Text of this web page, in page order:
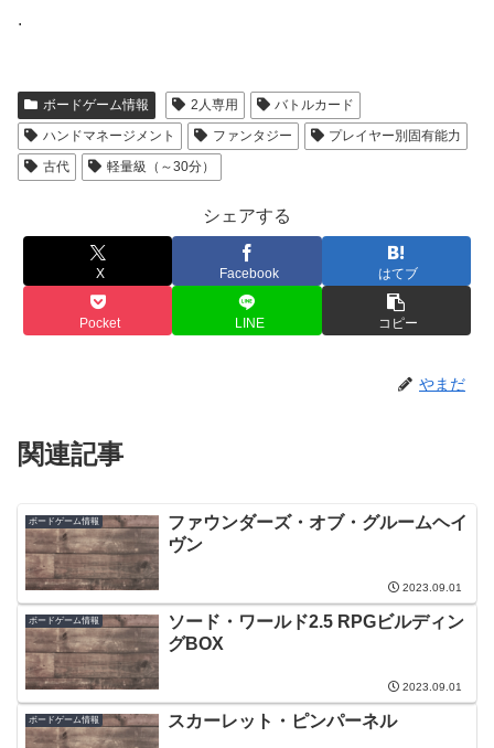
.
ボードゲーム情報 2人専用
バトルカード
ハンドマネージメント
ファンタジー
プレイヤー別固有能力
古代
軽量級（～30分）
シェアする
X Facebook はてブ
Pocket LINE コピー
やまだ
関連記事
ボードゲーム情報
ファウンダーズ・オブ・グルームヘイ
ヴン
2023.09.01
ボードゲーム情報
ソード・ワールド2.5 RPGビルディン
グBOX
2023.09.01
ボードゲーム情報 スカーレット・ピンパーネル